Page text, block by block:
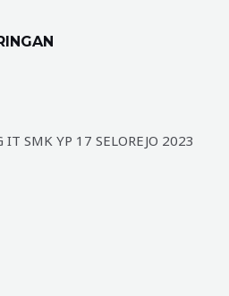
SMK YP 17 SELOREJO 2023